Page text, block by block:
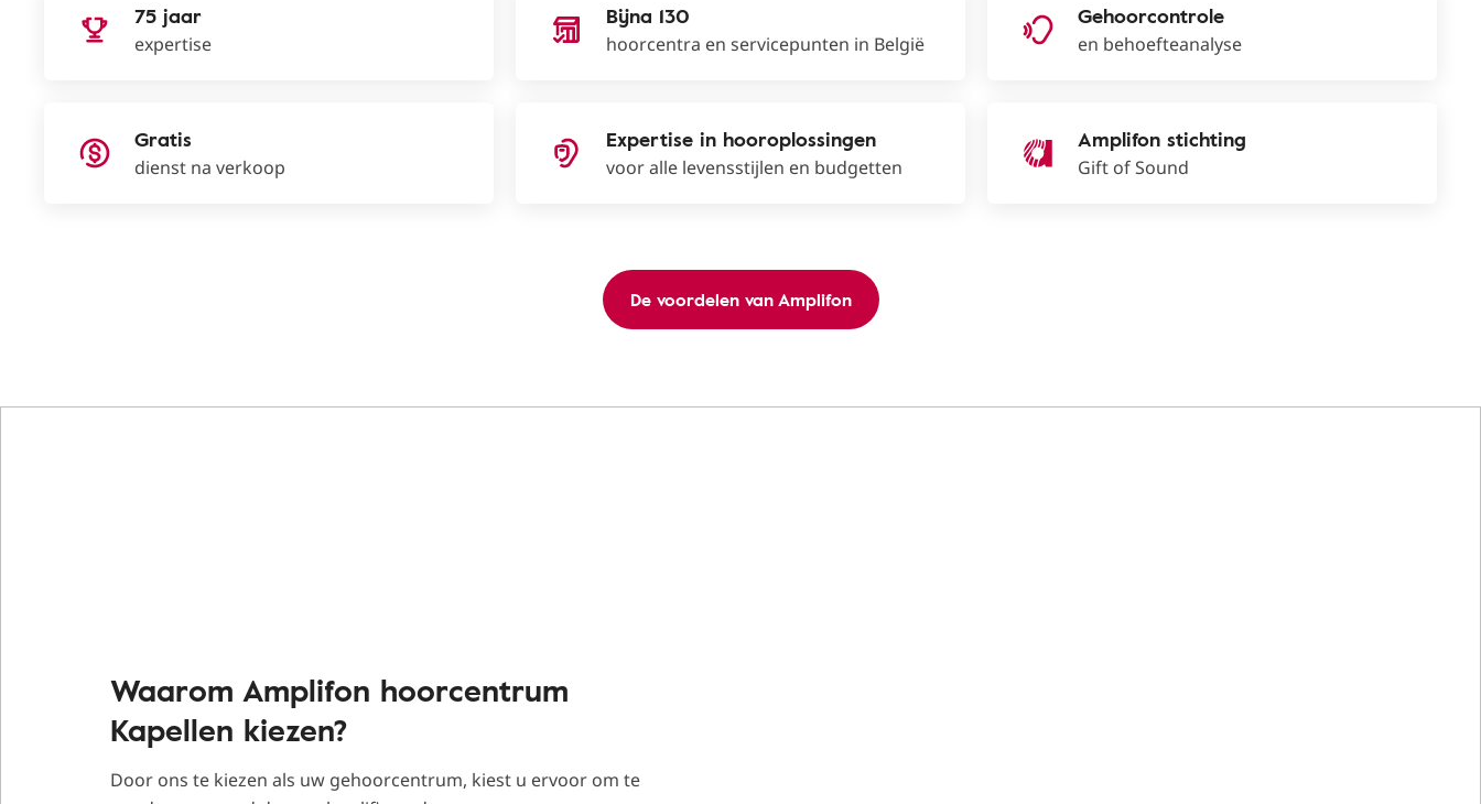
75 jaar
expertise
Bijna 130
hoorcentra en servicepunten in België
Gehoorcontrole
en behoefteanalyse
Gratis
dienst na verkoop
Expertise in hooroplossingen
voor alle levensstijlen en budgetten
Amplifon stichting
Gift of Sound
De voordelen van Amplifon
Waarom Amplifon hoorcentrum
Kapellen kiezen?
Door ons te kiezen als uw gehoorcentrum, kiest u ervoor om te